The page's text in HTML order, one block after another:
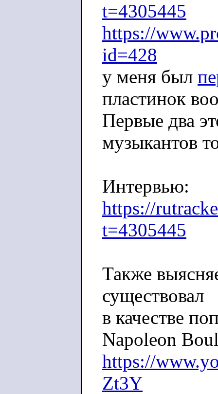
t=4305445
https://
id=428
у меня был
пластинок
Первые два
музыкантов
Интервью:
https://
t=4305445
Также
существовал
в качестве
Napoleon
https://
Zt3Y